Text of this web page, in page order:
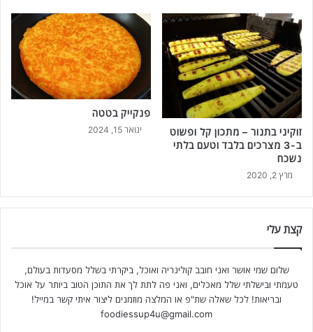
זוקיני בתנור – מתכון קל ופשוט
ב-3 מצרכים בלבד וטעם בלתי
נשכח
מרץ 2, 2020
פנקייק בטטה
ינואר 15, 2024
קצת עלי
שלום שמי אושר ואני חובב קולינריה ואוכל, ביקרתי בשלל מסעדות בעולם,
טעמתי ובישלתי שלל מאכלים, ואני פה לתת לך את התוכן הטוב ביותר על אוכל
ובריאות! לכל שאלה שת"פ או המלצה מוזמנים ליצור איתי קשר במייל!
foodiessup4u@gmail.com